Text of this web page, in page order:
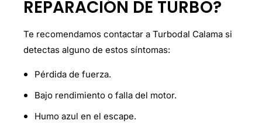
REPARACIÓN DE TURBO?
Te recomendamos contactar a Turbodal Calama si
detectas alguno de estos síntomas:
Pérdida de fuerza.
Bajo rendimiento o falla del motor.
Humo azul en el escape.